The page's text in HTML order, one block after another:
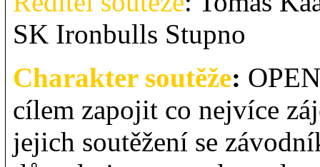
SK Ironbulls Stupno
Charakter soutěže:
cílem zapojit co nejvíce
jejich soutěžení se